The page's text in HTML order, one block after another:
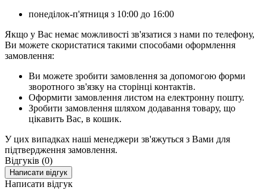
понеділок-п'ятниця з 10:00 до 16:00
Якщо у Вас немає можливості зв'язатися з нами по телефону,
Ви можете скористатися такими способами оформлення
замовлення:
Ви можете зробити замовлення за допомогою форми
зворотного зв'язку на сторінці контактів.
Оформити замовлення листом на електронну пошту.
Зробити замовлення шляхом додавання товару, що
цікавить Вас, в кошик.
У цих випадках наші менеджери зв'яжуться з Вами для
підтвердження замовлення.
Відгуків (0)
Написати відгук
Написати відгук